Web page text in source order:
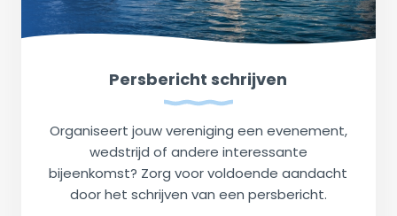
Persbericht schrijven
Organiseert jouw vereniging een evenement,
wedstrijd of andere interessante
bijeenkomst? Zorg voor voldoende aandacht
door het schrijven van een persbericht.